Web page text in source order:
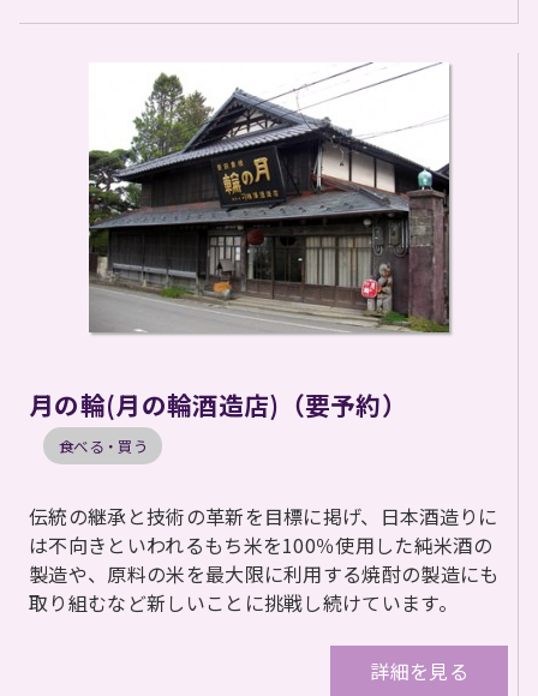
月の輪(月の輪酒造店)（要予約）
食べる・買う
伝統の継承と技術の革新を目標に掲げ、日本酒造りに
は不向きといわれるもち米を100％使用した純米酒の
製造や、原料の米を最大限に利用する焼酎の製造にも
取り組むなど新しいことに挑戦し続けています。
詳細を見る